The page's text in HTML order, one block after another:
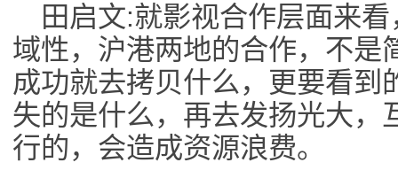
田启文:就影视合作层面来
域性，沪港两地的合作，不是
成功就去拷贝什么，更要看到
失的是什么，再去发扬光大，
行的，会造成资源浪费。